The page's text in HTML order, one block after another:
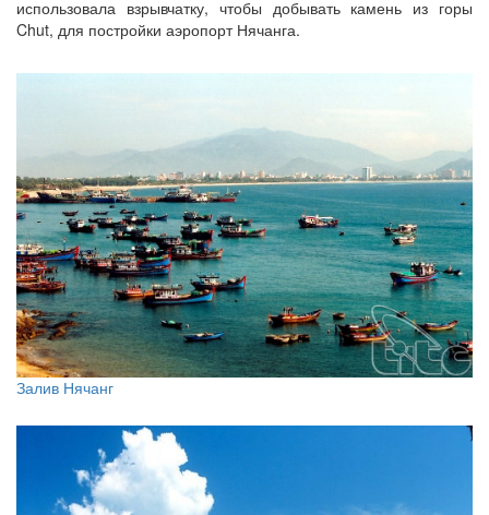
использовала взрывчатку, чтобы добывать камень из горы
Chut, для постройки аэропорт Нячанга.
Залив Нячанг